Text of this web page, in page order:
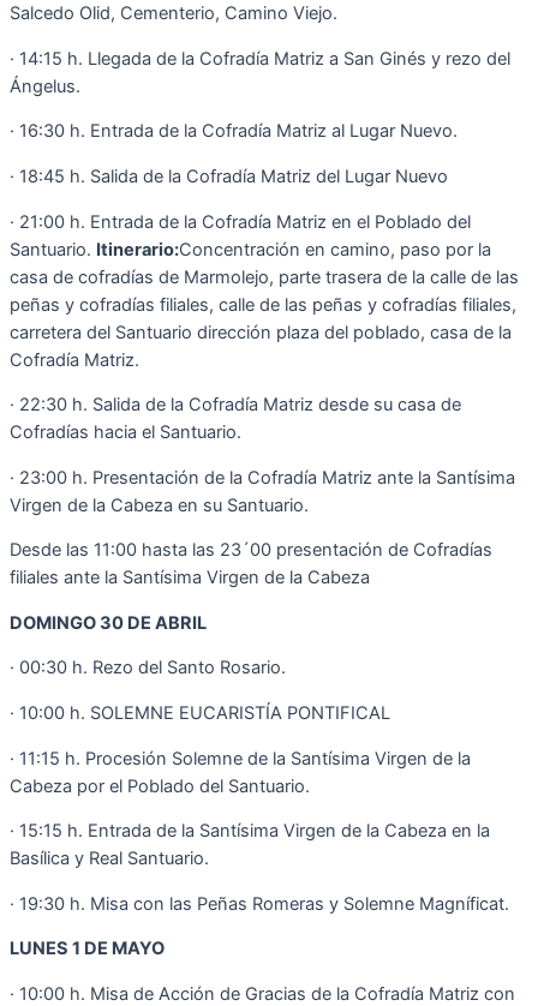
Salcedo Olid, Cementerio, Camino Viejo.
· 14:15 h. Llegada de la Cofradía Matriz a San Ginés y rezo del
Ángelus.
· 16:30 h. Entrada de la Cofradía Matriz al Lugar Nuevo.
· 18:45 h. Salida de la Cofradía Matriz del Lugar Nuevo
· 21:00 h. Entrada de la Cofradía Matriz en el Poblado del
Santuario. Itinerario:Concentración en camino, paso por la
casa de cofradías de Marmolejo, parte trasera de la calle de las
peñas y cofradías filiales, calle de las peñas y cofradías filiales,
carretera del Santuario dirección plaza del poblado, casa de la
Cofradía Matriz.
· 22:30 h. Salida de la Cofradía Matriz desde su casa de
Cofradías hacia el Santuario.
· 23:00 h. Presentación de la Cofradía Matriz ante la Santísima
Virgen de la Cabeza en su Santuario.
Desde las 11:00 hasta las 23´00 presentación de Cofradías
filiales ante la Santísima Virgen de la Cabeza
DOMINGO 30 DE ABRIL
· 00:30 h. Rezo del Santo Rosario.
· 10:00 h. SOLEMNE EUCARISTÍA PONTIFICAL
· 11:15 h. Procesión Solemne de la Santísima Virgen de la
Cabeza por el Poblado del Santuario.
· 15:15 h. Entrada de la Santísima Virgen de la Cabeza en la
Basílica y Real Santuario.
· 19:30 h. Misa con las Peñas Romeras y Solemne Magníficat.
LUNES 1 DE MAYO
· 10:00 h. Misa de Acción de Gracias de la Cofradía Matriz con